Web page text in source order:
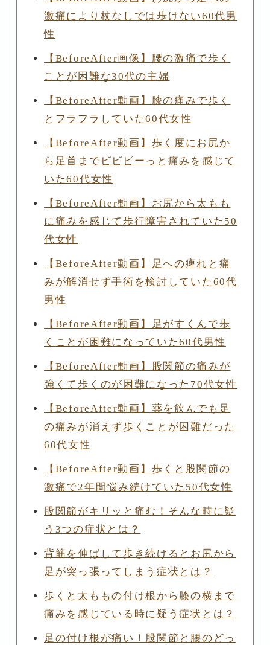
激痛により杖なしでは歩けない60代男
性
【BeforeAfter画像】腰の激痛で歩く
ことが困難な30代の主婦
【BeforeAfter動画】膝の痛みで歩く
とフラフラしていた60代女性
【BeforeAfter動画】歩く度にお尻か
ら足首までビビビーっと痛みを感じて
いた60代女性
【BeforeAfter動画】お尻から太もも
に痛みを感じて歩行障害されていた50
代女性
【BeforeAfter動画】足への痺れと痛
みが解消せず手術を検討していた60代
男性
【BeforeAfter動画】足がすくんで歩
くことが困難になっていた60代男性
【BeforeAfter動画】股関節の痛みが
強くて歩くのが困難になった70代女性
【BeforeAfter動画】薬を飲んでも足
の痛みが消えず歩くことが困難だった
60代女性
【BeforeAfter動画】歩くと股関節の
激痛で2年間悩み続けていた50代女性
股関節がキリッと痛む！そんな時に疑
う3つの症状とは？
背筋を伸ばして歩き続けるとお尻から
足が突っ張ってしまう症状とは？
歩くと太ももの付け根から膝の横まで
痛みを感じている時に疑う症状とは？
足の付け根が痛い！股関節と腰のどっ